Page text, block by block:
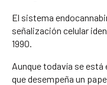
El sistema
señalización celular
1990.
Aunque todavía se
que desempeña un